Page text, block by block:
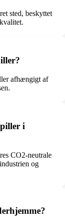
sted, beskyttet
afhængigt af
i
CO2-neutrale
og